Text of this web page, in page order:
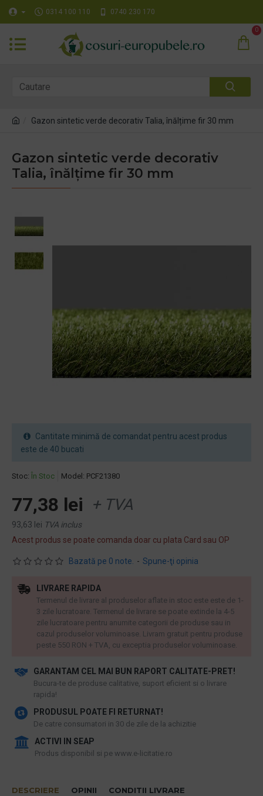
0314 100 110 0740 230 170
0
Gazon sintetic verde decorativ Talia, înălțime fir 30 mm
Gazon sintetic verde decorativ
Talia, înălțime fir 30 mm
Stoc: În Stoc Model: PCF21380
Bazată pe 0 note. - Spune-ţi opinia
77,38 lei + TVA
93,63 lei TVA inclus
Acest produs se poate comanda doar cu plata Card sau OP
Cantitate minimă de comandat pentru acest produs
este de 40 bucati
GARANTAM CEL MAI BUN RAPORT CALITATE-PRET!
​Bucura-te de produse calitative, suport eficient si o livrare
rapida!
PRODUSUL POATE FI RETURNAT!
De catre consumatori in 30 de zile de la achizitie
ACTIVI IN SEAP
Produs disponibil si pe www.e-licitatie.ro
LIVRARE RAPIDA
Termenul de livrare al produselor aflate in stoc este este de 1-
3 zile lucratoare. Termenul de livrare se poate extinde la 4-5
zile lucratoare pentru anumite categorii de produse sau in
cazul produselor voluminoase. Livram gratuit pentru produse
peste 550 RON + TVA, cu exceptia produselor voluminoase.
DESCRIERE OPINII CONDITII LIVRARE